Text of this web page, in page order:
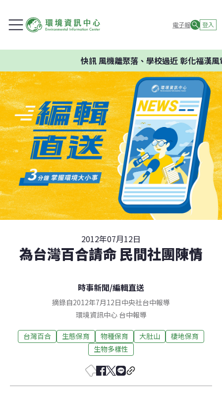
電子報 登入
快訊風機離聚落、學校過近 彰化福漢風
2012年07月12日
為台灣百合請命 民間社團陳情
時事新聞/編輯直送
摘錄自2012年7月12日中央社台中報導
環境資訊中心 台中報導
台灣百合 生態保育 物種保育 大肚山
棲地保育
生物多樣性